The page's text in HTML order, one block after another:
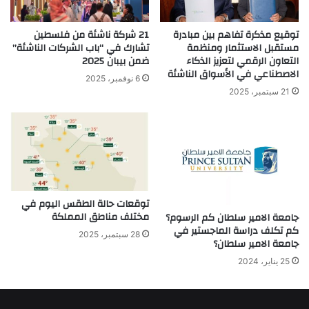
توقيع مذكرة تفاهم بين مبادرة
مستقبل الاستثمار ومنظمة
التعاون الرقمي لتعزيز الذكاء
الاصطناعي في الأسواق الناشئة
21 سبتمبر، 2025
21 شركة ناشئة من فلسطين
تشارك في “باب الشركات الناشئة”
ضمن بيبان 2025
6 نوفمبر، 2025
جامعة الامير سلطان كم الرسوم؟
كم تكلف دراسة الماجستير في
جامعة الامير سلطان؟
25 يناير، 2024
توقعات حالة الطقس اليوم في
مختلف مناطق المملكة
28 سبتمبر، 2025